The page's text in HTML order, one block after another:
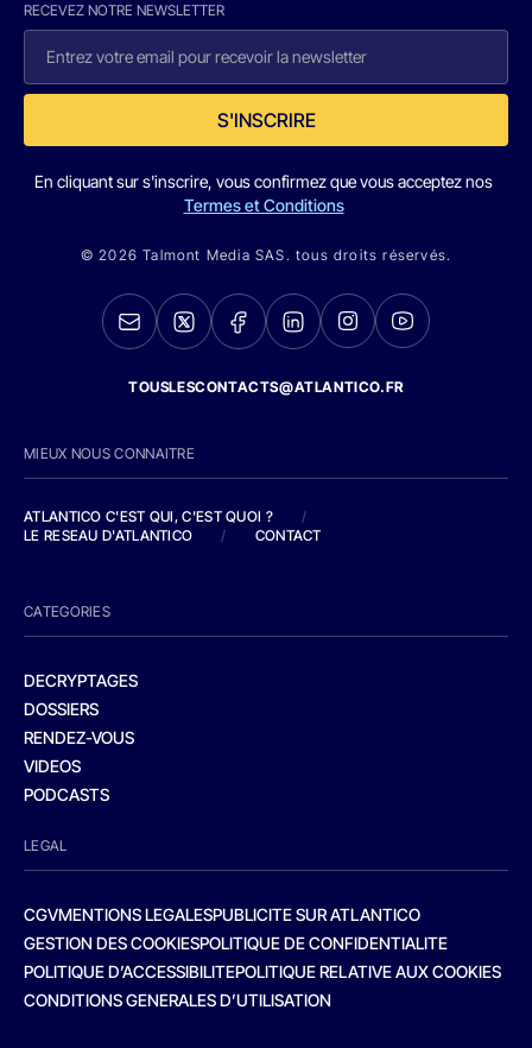
RECEVEZ NOTRE NEWSLETTER
S'INSCRIRE
En cliquant sur s'inscrire, vous confirmez que vous acceptez nos
Termes et Conditions
© 2026 Talmont Media SAS. tous droits réservés.
TOUSLESCONTACTS@ATLANTICO.FR
MIEUX NOUS CONNAITRE
ATLANTICO C'EST QUI, C'EST QUOI ?
/
LE RESEAU D'ATLANTICO
/ CONTACT
CATEGORIES
DECRYPTAGES
DOSSIERS
RENDEZ-VOUS
VIDEOS
PODCASTS
LEGAL
CGVMENTIONS LEGALESPUBLICITE SUR ATLANTICO
GESTION DES COOKIESPOLITIQUE DE CONFIDENTIALITE
POLITIQUE D’ACCESSIBILITEPOLITIQUE RELATIVE AUX COOKIES
CONDITIONS GENERALES D’UTILISATION